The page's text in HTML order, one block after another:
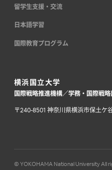
留学生支援・交流
日本語学習
国際教育プログラム
横浜国立大学
国際戦略推進機構／学務・国際戦
〒240-8501 神奈川県横浜市保土ケ
© YOKOHAMA National University All